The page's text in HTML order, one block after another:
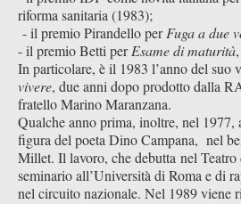
riforma sanitaria (1983);
- il premio Pirandello perFuga a due
- il premio Betti perEsame di maturità
In particolare, è il 1983 l’anno del
vivere, due anni dopo prodotto dalla
fratello Marino Maranzana.
Qualche anno prima, inoltre, nel 1977,
figura del poeta Dino Campana, nel
Millet. Il lavoro, che debutta nel
seminario all’Università di Roma e di
nel circuito nazionale. Nel 1989 viene